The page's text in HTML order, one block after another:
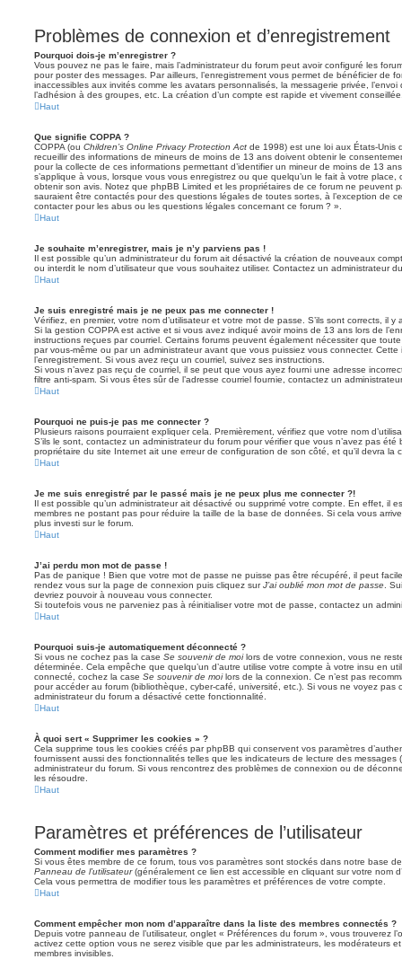
Problèmes de connexion et d’enregistrement
Pourquoi dois-je m’enregistrer ?
Vous pouvez ne pas le faire, mais l’administrateur du forum peut avoir configuré les
pour poster des messages. Par ailleurs, l’enregistrement vous permet de bénéficier de
inaccessibles aux invités comme les avatars personnalisés, la messagerie privée,
l’adhésion à des groupes, etc. La création d’un compte est rapide et vivement
Haut
Que signifie COPPA ?
COPPA (ou Children’s Online Privacy Protection Act de 1998) est une loi aux États-Unis
recueillir des informations de mineurs de moins de 13 ans doivent obtenir le
pour la collecte de ces informations permettant d’identifier un mineur de moins de 13
s’applique à vous, lorsque vous vous enregistrez ou que quelqu’un le fait à votre
obtenir son avis. Notez que phpBB Limited et les propriétaires de ce forum ne peuvent
sauraient être contactés pour des questions légales de toutes sortes, à l’exception de
contacter pour les abus ou les questions légales concernant ce forum ? ».
Haut
Je souhaite m’enregistrer, mais je n’y parviens pas !
Il est possible qu’un administrateur du forum ait désactivé la création de nouveaux
ou interdit le nom d’utilisateur que vous souhaitez utiliser. Contactez un administrateur
Haut
Je suis enregistré mais je ne peux pas me connecter !
Vérifiez, en premier, votre nom d’utilisateur et votre mot de passe. S’ils sont corrects, il y
Si la gestion COPPA est active et si vous avez indiqué avoir moins de 13 ans lors de
instructions reçues par courriel. Certains forums peuvent également nécessiter que
par vous-même ou par un administrateur avant que vous puissiez vous connecter.
l’enregistrement. Si vous avez reçu un courriel, suivez ses instructions.
Si vous n’avez pas reçu de courriel, il se peut que vous ayez fourni une adresse
filtre anti-spam. Si vous êtes sûr de l’adresse courriel fournie, contactez un
Haut
Pourquoi ne puis-je pas me connecter ?
Plusieurs raisons pourraient expliquer cela. Premièrement, vérifiez que votre nom
S’ils le sont, contactez un administrateur du forum pour vérifier que vous n’avez pas
propriétaire du site Internet ait une erreur de configuration de son côté, et qu’il devra la
Haut
Je me suis enregistré par le passé mais je ne peux plus me connecter ?!
Il est possible qu’un administrateur ait désactivé ou supprimé votre compte. En effet, il
membres ne postant pas pour réduire la taille de la base de données. Si cela vous
plus investi sur le forum.
Haut
J’ai perdu mon mot de passe !
Pas de panique ! Bien que votre mot de passe ne puisse pas être récupéré, il peut
rendez vous sur la page de connexion puis cliquez surJ’ai oublié mon mot de passe .
devriez pouvoir à nouveau vous connecter.
Si toutefois vous ne parveniez pas à réinitialiser votre mot de passe, contactez un
Haut
Pourquoi suis-je automatiquement déconnecté ?
Si vous ne cochez pas la case Se souvenir de moilors de votre connexion, vous ne
déterminée. Cela empêche que quelqu’un d’autre utilise votre compte à votre insu en
connecté, cochez la case Se souvenir de moilors de la connexion. Ce n’est pas
pour accéder au forum (bibliothèque, cyber-café, université, etc.). Si vous ne voyez pas
administrateur du forum a désactivé cette fonctionnalité.
Haut
À quoi sert « Supprimer les cookies » ?
Cela supprime tous les cookies créés par phpBB qui conservent vos paramètres
fournissent aussi des fonctionnalités telles que les indicateurs de lecture des
administrateur du forum. Si vous rencontrez des problèmes de connexion ou de
les résoudre.
Haut
Paramètres et préférences de l’utilisateur
Comment modifier mes paramètres ?
Si vous êtes membre de ce forum, tous vos paramètres sont stockés dans notre base
Panneau de l’utilisateur(généralement ce lien est accessible en cliquant sur votre nom
Cela vous permettra de modifier tous les paramètres et préférences de votre compte.
Haut
Comment empêcher mon nom d’apparaître dans la liste des membres connectés ?
Depuis votre panneau de l’utilisateur, onglet « Préférences du forum », vous trouverez
activez cette option vous ne serez visible que par les administrateurs, les modérateurs
membres invisibles.